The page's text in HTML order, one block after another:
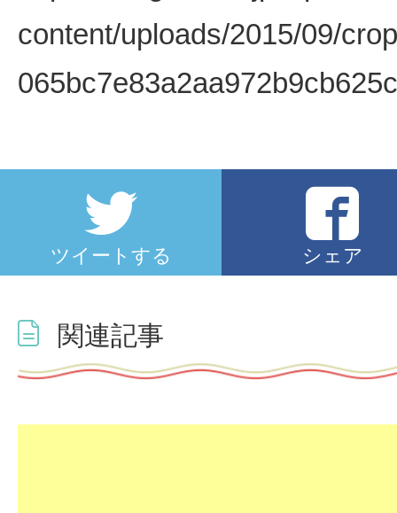
content/uploads/2015/09/
ツイートする シェア
関連記事